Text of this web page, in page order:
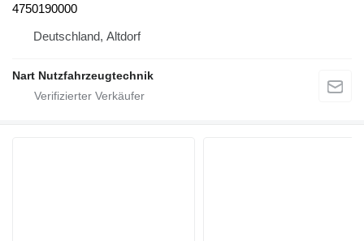
4750190000
Deutschland, Altdorf
Nart Nutzfahrzeugtechnik